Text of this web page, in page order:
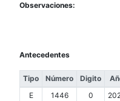
Observaciones:
Antecedentes
Tipo Número Digito
E
1446 0